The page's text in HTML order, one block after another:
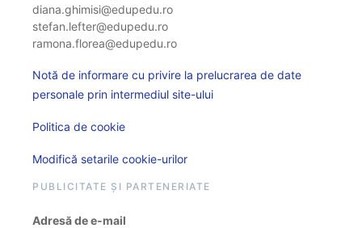
diana.ghimisi@edupedu.ro
stefan.lefter@edupedu.ro
ramona.florea@edupedu.ro
Notă de informare cu privire la prelucrarea de date
personale prin intermediul site-ului
Politica de cookie
Modifică setarile cookie-urilor
PUBLICITATE ȘI PARTENERIATE
Adresă de e-mail